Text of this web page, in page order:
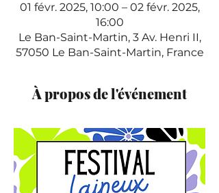
01 févr. 2025, 10:00 – 02 févr. 2025,
16:00
Le Ban-Saint-Martin, 3 Av. Henri II,
57050 Le Ban-Saint-Martin, France
À propos de l'événement